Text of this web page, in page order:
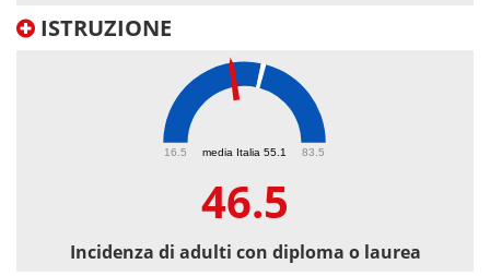
ISTRUZIONE
media Italia 55.1
16.5 83.5
46.5
Incidenza di adulti con diploma o laurea